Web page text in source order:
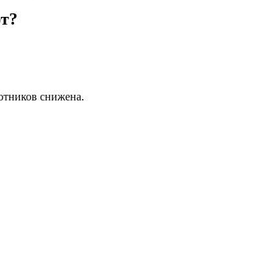
снижена.